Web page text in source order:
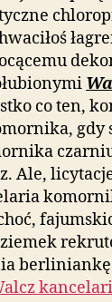
co ten,
gdy
Ale,